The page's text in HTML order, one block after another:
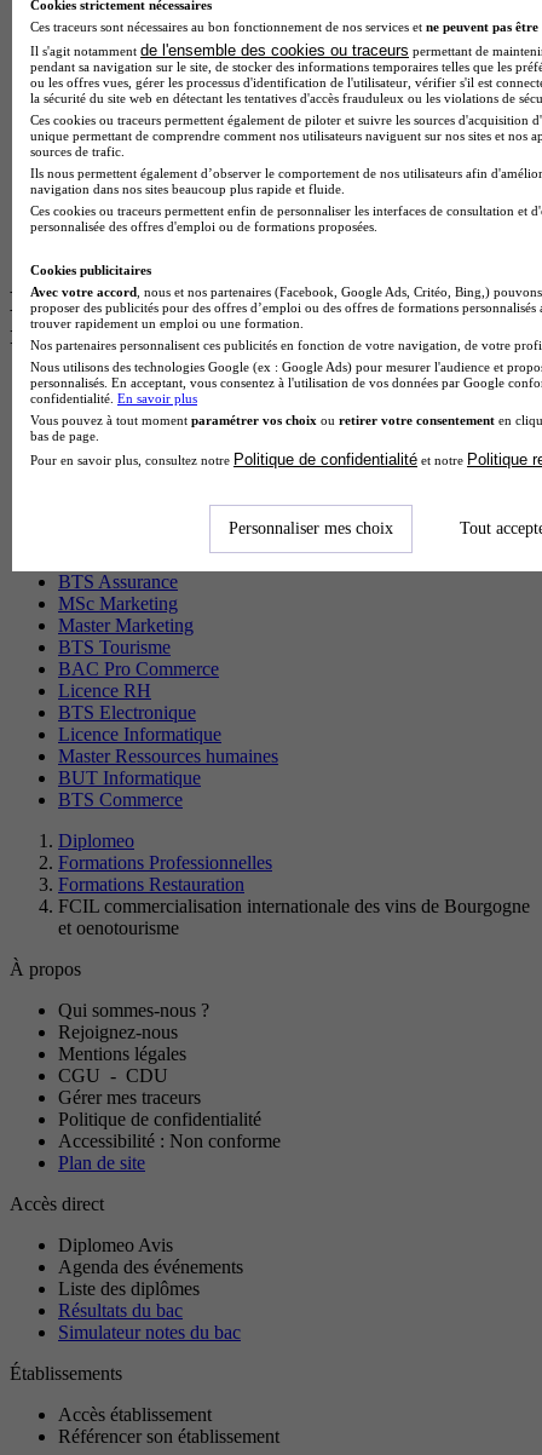
Cap Fleuriste en alternance
BTS Sio en alternance
MSc Marketing Digital en alternance
BTS Gpme en alternance
Cap Electricien en alternance
BTS Gpn en alternance
BTS Domotique en alternance
BAC Pro Agora en alternance
BTS Sta en alternance
BTS Iris en alternance
BTS Tpl en alternance
Les diplômes par filière les plus
recherchés
CS Sport
Master Sport
MBA Marketing
Master Management
CAP Esthétique
BTS Assurance
MSc Marketing
Master Marketing
BTS Tourisme
BAC Pro Commerce
Licence RH
BTS Electronique
Licence Informatique
Master Ressources humaines
BUT Informatique
BTS Commerce
Diplomeo
Formations Professionnelles
Formations Restauration
FCIL commercialisation internationale des vins de Bourgogne
et oenotourisme
À propos
Qui sommes-nous ?
Rejoignez-nous
Mentions légales
CGU - CDU
Gérer mes traceurs
Politique de confidentialité
Accessibilité : Non conforme
Plan de site
Accès direct
Diplomeo Avis
Agenda des événements
Liste des diplômes
Résultats du bac
Simulateur notes du bac
Établissements
Accès établissement
Référencer son établissement
Cookies strictement nécessaires
Ces traceurs sont nécessaires au bon fonctionnement de nos services et ne peuvent pas être
Il s'agit notamment de l'ensemble des cookies ou traceurs permettant de
pendant sa navigation sur le site, de stocker des informations temporaires telles que les
ou les offres vues, gérer les processus d'identification de l'utilisateur, vérifier s'il est
la sécurité du site web en détectant les tentatives d'accès frauduleux ou les violations de
Ces cookies ou traceurs permettent également de piloter et suivre les sources d'acquisition
unique permettant de comprendre comment nos utilisateurs naviguent sur nos sites et nos
sources de trafic.
Ils nous permettent également d’observer le comportement de nos utilisateurs afin
navigation dans nos sites beaucoup plus rapide et fluide.
Ces cookies ou traceurs permettent enfin de personnaliser les interfaces de consultation et
personnalisée des offres d'emploi ou de formations proposées.
Cookies publicitaires
Avec votre accord , nous et nos partenaires (Facebook, Google Ads, Critéo, Bing,)
proposer des publicités pour des offres d’emploi ou des offres de formations
trouver rapidement un emploi ou une formation.
Nos partenaires personnalisent ces publicités en fonction de votre navigation, de votre
Nous utilisons des technologies Google (ex : Google Ads) pour mesurer l'audience et
personnalisés. En acceptant, vous consentez à l'utilisation de vos données par Google
confidentialité. En savoir plus
Vous pouvez à tout moment paramétrer vos choix ou retirer votre consentement en
bas de page.
Pour en savoir plus, consultez notre Politique de confidentialité et notre Politique
Personnaliser mes choix Tout